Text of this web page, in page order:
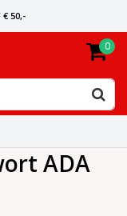
€ 50,-
0
ADA